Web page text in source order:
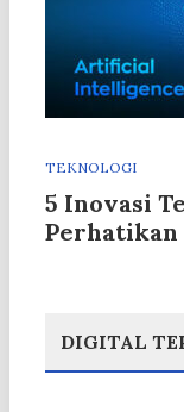
TEKNOLOGI
5 Inovasi
Perhatikan
DIGITAL